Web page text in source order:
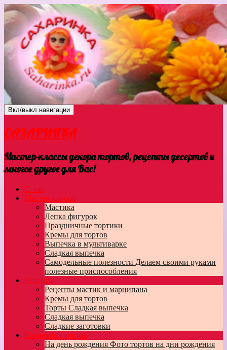
Вкл/выкл навигации
САХАРИНКА
Мастер-классы декора тортов, рецепты десертов и
многое другое для Вас!
О нас
Мастер-классы
Мастика
Лепка фигурок
Праздничные тортики
Кремы для тортов
Выпечка в мультиварке
Сладкая выпечка
Самодельные полезности Делаем своими руками
полезные приспособления
Рецепты
Рецепты мастик и марципана
Кремы для тортов
Торты Сладкая выпечка
Сладкая выпечка
Сладкие заготовки
Коллекция тортов
На день рождения Фото тортов на дни рождения